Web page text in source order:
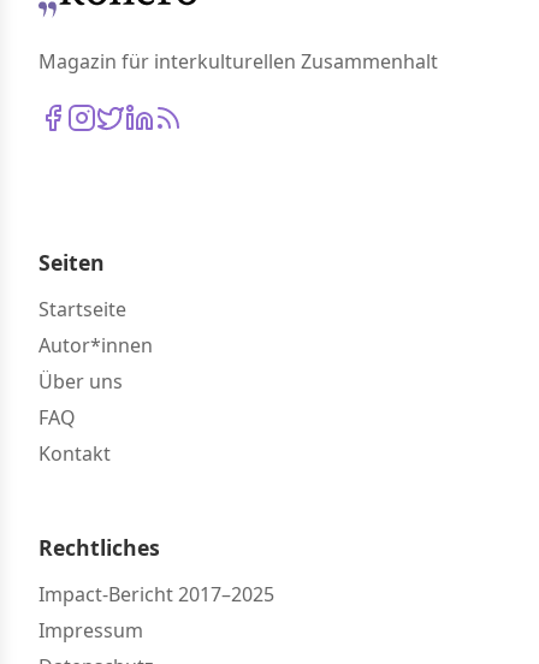
Magazin für interkulturellen Zusammenhalt
Seiten
Startseite
Autor*innen
Über uns
FAQ
Kontakt
Rechtliches
Impact-Bericht 2017–2025
Impressum